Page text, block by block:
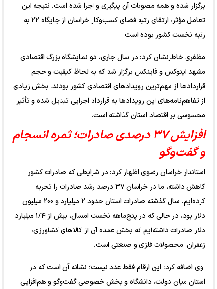
برگزار شده و همه مصوبات آن پیگیری و اجرا شده است. نتیجه این
تعامل مؤثر، ارتقای رتبه فضای کسب‌وکار خراسان از جایگاه ۲۲ به
رتبه نخست کشور بوده است.
مظفری خاطرنشان کرد: در سال جاری، دو نمایشگاه بزرگ اقتصادی
مشهد اینوکس و فاینکس برگزار شد که به لحاظ کیفیت و حجم
قراردادها از مهم‌ترین رویدادهای اقتصادی کشور بودند. بخش زیادی
از تفاهم‌نامه‌های این رویدادها به قرارداد اجرایی تبدیل شده و تأثیر
محسوسی بر اقتصاد استان گذاشته است.
افزایش ۳۷ درصدی صادرات؛ ثمره انسجام
و گفت‌وگو
استاندار خراسان رضوی اظهار کرد: در شرایطی که صادرات کشور
کاهش داشته، ما در خراسان ۳۷ درصد رشد صادرات را تجربه
کرده‌ایم. سال گذشته صادرات استان حدود ۲ میلیارد و ۲۰۰ میلیون
دلار بود، در حالی که در پنج‌ماهه نخست امسال، بیش از ۱/۴ میلیارد
دلار صادرات داشته‌ایم که بخش عمده آن از کالاهای کشاورزی،
زعفران، محصولات فلزی و صنعتی است.
وی اضافه کرد: این ارقام فقط عدد نیست؛ نشانه آن است که در
استان میان دولت، دانشگاه و بخش خصوصی گفت‌وگو و هم‌افزایی